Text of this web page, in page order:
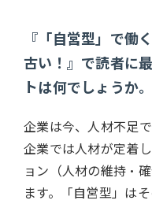
『「自営型」で働
古い！』で読者に
トは何でしょうか。
企業は今、人材不足
企業では人材が定着
ョン（人材の維持・
ます。「自営型」は